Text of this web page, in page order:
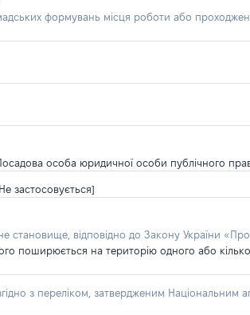
формувань місця роботи або
особа юридичної особи публічного
застосовується]
становище, відповідно до Закону України «Про
поширюється на територію одного або
з переліком, затвердженим Національним